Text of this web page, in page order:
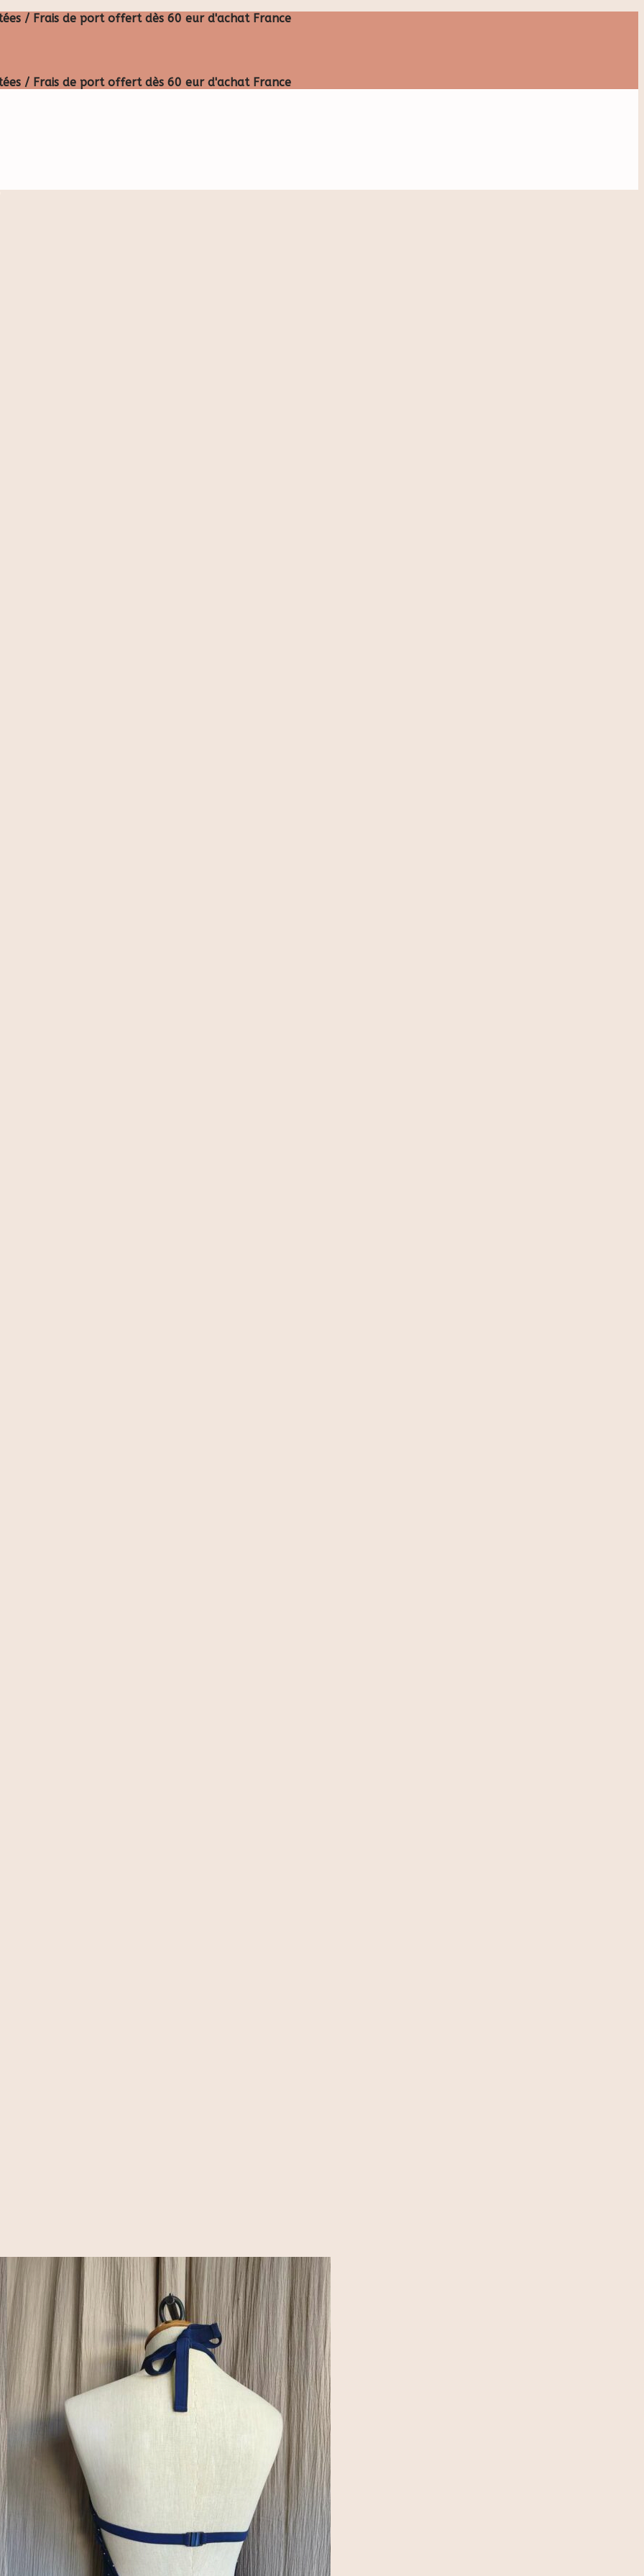
/ Frais de port offert dès 60 eur d'achat France
/ Frais de port offert dès 60 eur d'achat France